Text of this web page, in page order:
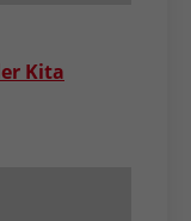
Kita